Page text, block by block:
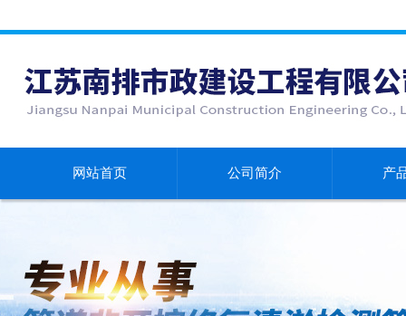
网站首页 公司简介 产